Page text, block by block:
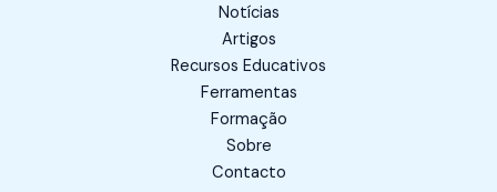
Notícias
Artigos
Recursos Educativos
Ferramentas
Formação
Sobre
Contacto